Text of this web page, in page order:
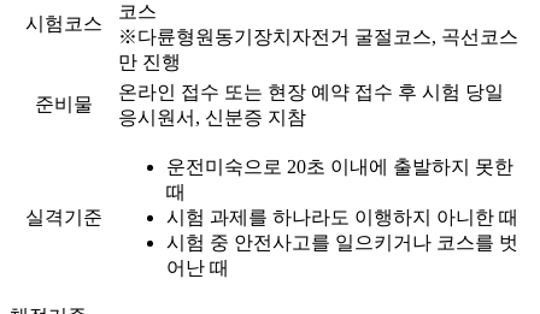
시험코스
코스
※다륜형원동기장치자전거 굴절코스, 곡선코스
만 진행
준비물
온라인 접수 또는 현장 예약 접수 후 시험 당일
응시원서, 신분증 지참
실격기준
운전미숙으로 20초 이내에 출발하지 못한
때
시험 과제를 하나라도 이행하지 아니한 때
시험 중 안전사고를 일으키거나 코스를 벗
어난 때